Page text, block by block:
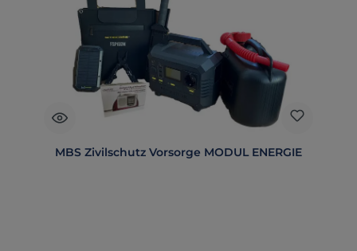
MBS Zivilschutz Vorsorge MODUL ENERGIE